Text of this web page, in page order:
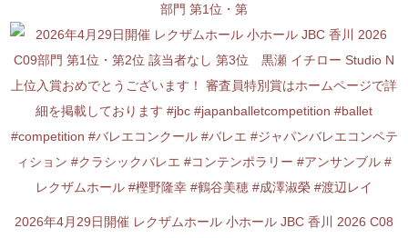
部門 第1位・第
2026年4月29日開催 レクザムホール 小ホール JBC 香川 2026 C08